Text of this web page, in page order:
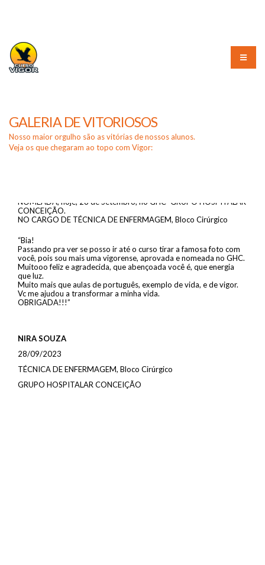
GALERIA DE VITORIOSOS
Nosso maior orgulho são as vitórias de nossos alunos.
Veja os que chegaram ao topo com Vigor:
NOMEADA, hoje, 28 de Setembro, no GHC- GRUPO HOSPITALAR
CONCEIÇÃO.
NO CARGO DE TÉCNICA DE ENFERMAGEM, Bloco Cirúrgico
“Bia!
Passando pra ver se posso ir até o curso tirar a famosa foto com
você, pois sou mais uma vigorense, aprovada e nomeada no GHC.
Muitooo feliz e agradecida, que abençoada você é, que energia
que luz.
Muito mais que aulas de português, exemplo de vida, e de vigor.
Vc me ajudou a transformar a minha vida.
OBRIGADA!!!”
NIRA SOUZA
28/09/2023
TÉCNICA DE ENFERMAGEM, Bloco Cirúrgico
GRUPO HOSPITALAR CONCEIÇÃO